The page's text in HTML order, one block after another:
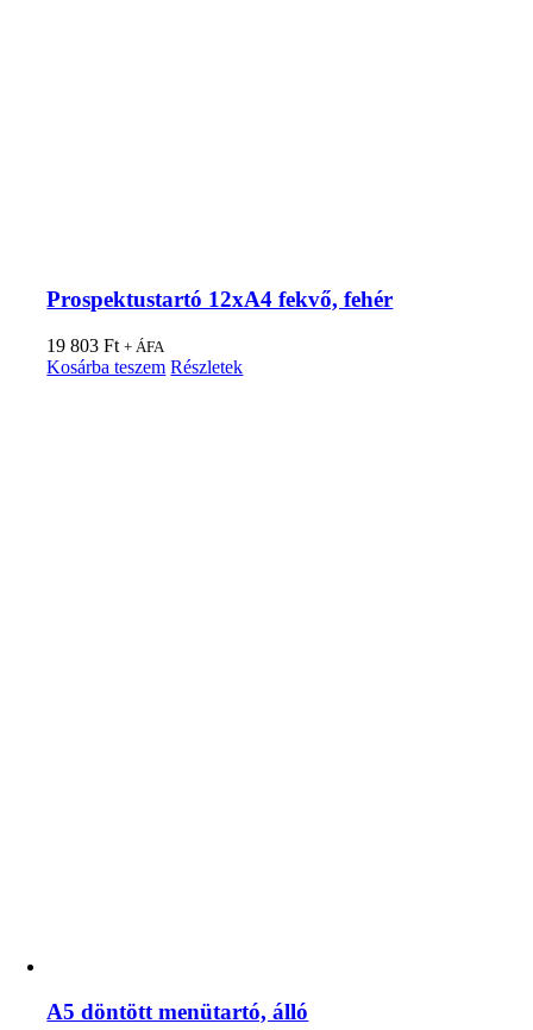
Prospektustartó 12xA4 fekvő, fehér
19 803Ft + ÁFA
Kosárba teszem Részletek
A5 döntött menütartó, álló